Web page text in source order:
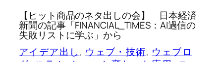
【ヒット商品のネタ出しの会】 日本経済
新聞の記事「FINANCIAL_TIMES：AI過信の
失敗リストに学ぶ」から
アイデア出し, ウェブ・技術, ウェブロ